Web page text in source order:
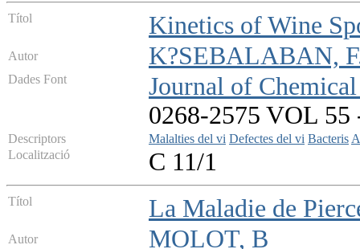
Títol Kinetics of Wine
Autor K?SEBALABAN,
Dades Font
Journal of
0268-2575 VOL
Descriptors Malalties del vi Defectes del vi Bacteris
Localització
C 11/1
Títol La Maladie de
Autor MOLOT, B